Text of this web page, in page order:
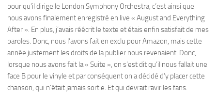
pour qu’il dirige le London Symphony Orchestra, c’est ainsi que
nous avons finalement enregistré en live « August and Everything
After ». En plus, j’avais réécrit le texte et étais enfin satisfait de mes
paroles. Donc, nous l’avons fait en exclu pour Amazon, mais cette
année justement les droits de la publier nous revenaient. Donc,
lorsque nous avons fait la « Suite », on s’est dit qu’il nous fallait une
face B pour le vinyle et par conséquent on a décidé d’y placer cette
chanson, qui n’était jamais sortie. Et qui devrait ravir les fans.